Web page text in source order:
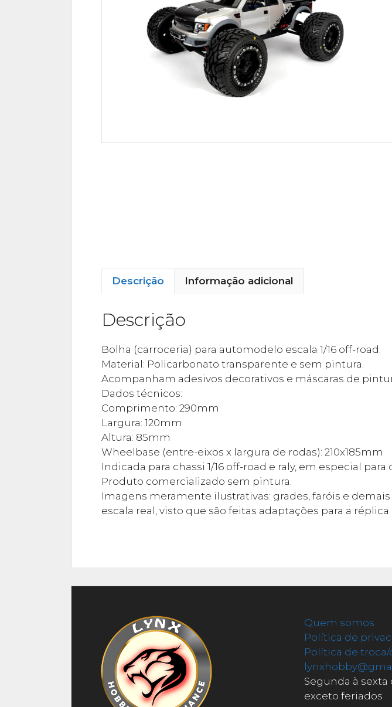
Descrição Informação adicional
Descrição
Bolha (carroceria) para automodelo escala 1/16 off-road.
Material: Policarbonato transparente e sem pintura.
Acompanham adesivos decorativos e máscaras de
Dados técnicos:
Comprimento: 290mm
Largura: 120mm
Altura: 85mm
Wheelbase (entre-eixos x largura de rodas): 210x185mm
Indicada para chassi 1/16 off-road e raly, em especial para
Produto comercializado sem pintura.
Imagens meramente ilustrativas: grades, faróis e
escala real, visto que são feitas adaptações para a
Quem somos
Política de
Política de
Segunda à sexta
exceto feriados